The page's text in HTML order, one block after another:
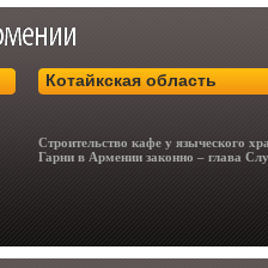
Котайкская область
Строительство кафе у языческого
Гарни в Армении законно – глава